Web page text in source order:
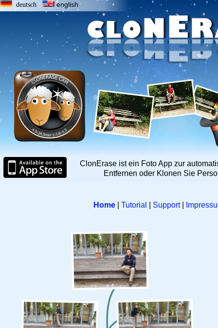
deutsch english
ClonErase ist ein Foto App zur
Entfernen oder Klonen Sie
Home Tutorial Support|